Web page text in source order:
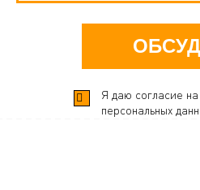
Я даю согласие
персональных